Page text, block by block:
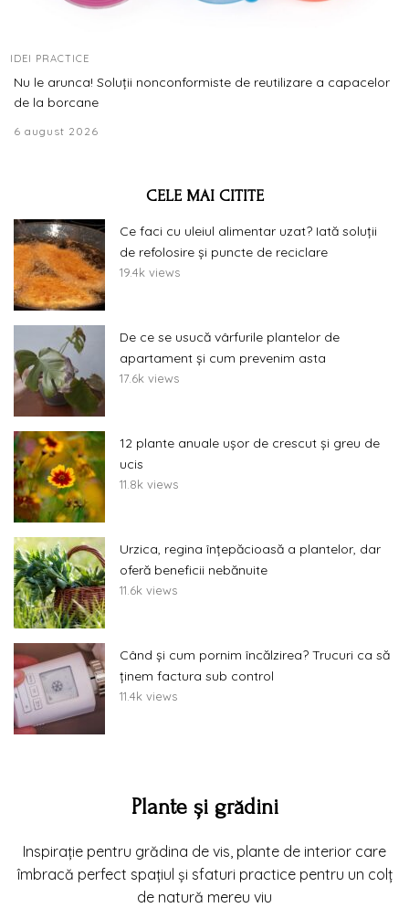
IDEI PRACTICE
Nu le arunca! Soluții nonconformiste de reutilizare a capacelor
de la borcane
6 august 2026
CELE MAI CITITE
Ce faci cu uleiul alimentar uzat? Iată soluții
de refolosire și puncte de reciclare
19.4k views
De ce se usucă vârfurile plantelor de
apartament și cum prevenim asta
17.6k views
12 plante anuale ușor de crescut și greu de
ucis
11.8k views
Urzica, regina înțepăcioasă a plantelor, dar
oferă beneficii nebănuite
11.6k views
Când și cum pornim încălzirea? Trucuri ca să
ținem factura sub control
11.4k views
Plante și grădini
Inspirație pentru grădina de vis, plante de interior care
îmbracă perfect spațiul și sfaturi practice pentru un colț
de natură mereu viu